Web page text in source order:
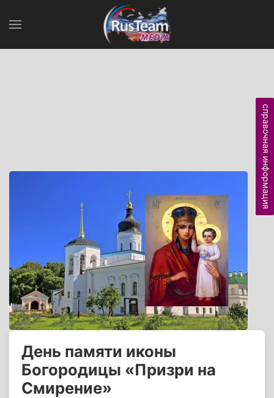
День памяти иконы
Богородицы «Призри на
Смирение»
справочная информация